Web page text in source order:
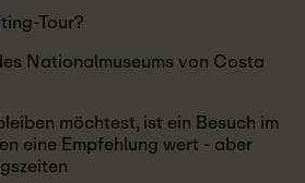
Tour?
Nationalmuseums von Costa
möchtest, ist ein Besuch im
eine Empfehlung wert - aber